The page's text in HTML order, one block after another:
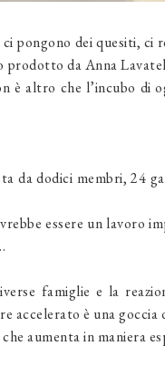
pongono dei quesiti, ci
prodotto da Anna
è altro che l’incubo di
da dodici membri, 24
essere un lavoro
famiglie e la
accelerato è una goccia
aumenta in maniera